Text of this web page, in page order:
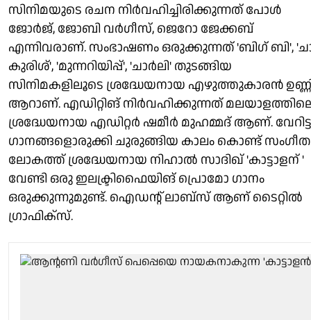
സിനിമയുടെ രചന നിർവഹിച്ചിരിക്കുന്നത് പോൾ
ജോർജ്, ജോബി വർഗീസ്, ജെറോ ജേക്കബ്
എന്നിവരാണ്. സംഭാഷണം ഒരുക്കുന്നത് 'ബിഗ് ബി',
കുരിശ്', 'മുന്നറിയിപ്പ്', 'ചാർലി' തുടങ്ങിയ
സിനിമകളിലൂടെ ശ്രദ്ധേയനായ എഴുത്തുകാരൻ
ആറാണ്. എഡിറ്റിങ് നിർവഹിക്കുന്നത്
ശ്രദ്ധേയനായ എഡിറ്റർ ഷമീർ മുഹമ്മദ് ആണ്. വേറിട്ട
ഗാനങ്ങളൊരുക്കി ചുരുങ്ങിയ കാലം കൊണ്ട് സംഗീത
ലോകത്ത് ശ്രദ്ധേയനായ നിഹാൽ സാദിഖ് 'കാട്ടാളന് '
വേണ്ടി ഒരു ഇലക്ട്രിഫൈയിങ് പ്രൊമോ ഗാനം
ഒരുക്കുന്നുമുണ്ട്. ഐഡന്റ് ലാബ്സ് ആണ് ടൈറ്റിൽ
ഗ്രാഫിക്സ്.